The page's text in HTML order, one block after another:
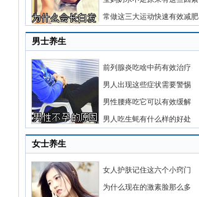
常做这三大运动快速有效减肥
男士养生
前列腺炎吃啥中药有效治疗
男人出现这些症状需要警惕
男性腰疼吃它可以有效缓解
男人吃生蚝有什么样的好处
女士养生
女人护肤记住这六个小窍门
为什么现在的激素脸那么多